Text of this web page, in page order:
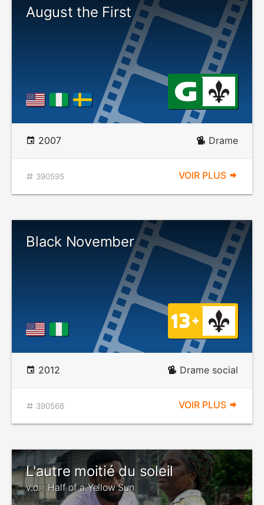
August the First
2007 Drame
390595 VOIR PLUS
Black November
2012 Drame social
390568 VOIR PLUS
L'autre moitié du soleil
v.o. : Half of a Yellow Sun